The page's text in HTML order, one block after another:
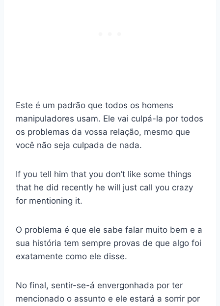
Este é um padrão que todos os homens
manipuladores usam. Ele vai culpá-la por todos
os problemas da vossa relação, mesmo que
você não seja culpada de nada.
If you tell him that you don’t like some things
that he did recently he will just call you crazy
for mentioning it.
O problema é que ele sabe falar muito bem e a
sua história tem sempre provas de que algo foi
exatamente como ele disse.
No final, sentir-se-á envergonhada por ter
mencionado o assunto e ele estará a sorrir por